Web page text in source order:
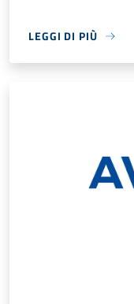
LEGGI DI PIÙ